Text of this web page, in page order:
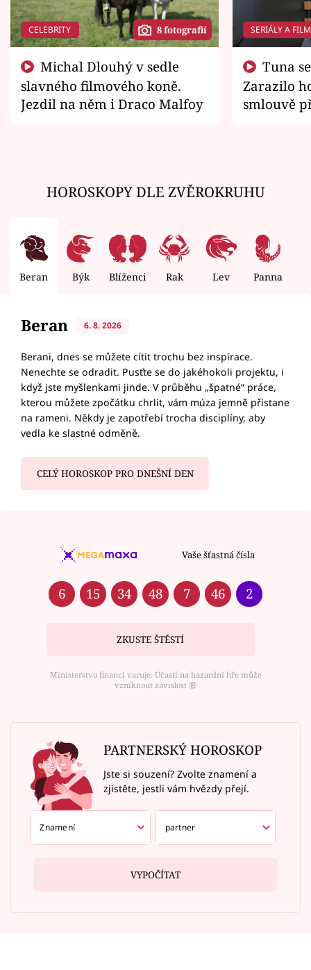
CELEBRITY 8 fotografií
slavného filmového koně.
Jezdil na něm i Draco Malfoy
SERIÁLY A
Zarazilo
smlouvě
HOROSKOPY DLE ZVĚROKRUHU
Beran Býk Blíženci Rak Lev Panna
Beran 6. 8. 2026
Berani, dnes se můžete cítit trochu bez inspirace.
Nenechte se odradit. Pusťte se do jakéhokoli projektu, i
když jste myšlenkami jinde. V průběhu „špatné“ práce,
kterou můžete zpočátku chrlit, vám múza jemně přistane
na rameni. Někdy je zapotřebí trocha disciplíny, aby
vedla ke slastné odměně.
CELÝ HOROSKOP PRO DNEŠNÍ DEN
Vaše šťastná čísla
6 15 34 48 7 46 2
ZKUSTE ŠTĚSTÍ
Ministerstvo financí varuje: Účastí na hazardní hře může
vzniknout závislost ⑱
PARTNERSKÝ HOROSKOP
Jste si souzení? Zvolte znamení a
zjistěte, jestli vám hvězdy přejí.
VYPOČÍTAT